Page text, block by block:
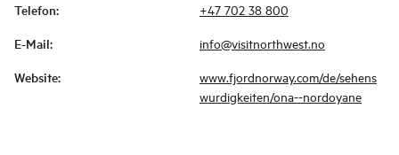
Telefon: +47 702 38 800
E-Mail: info@visitnorthwest.no
Website:
www.fjordnorway.com/de/sehens
wurdigkeiten/ona--nordoyane